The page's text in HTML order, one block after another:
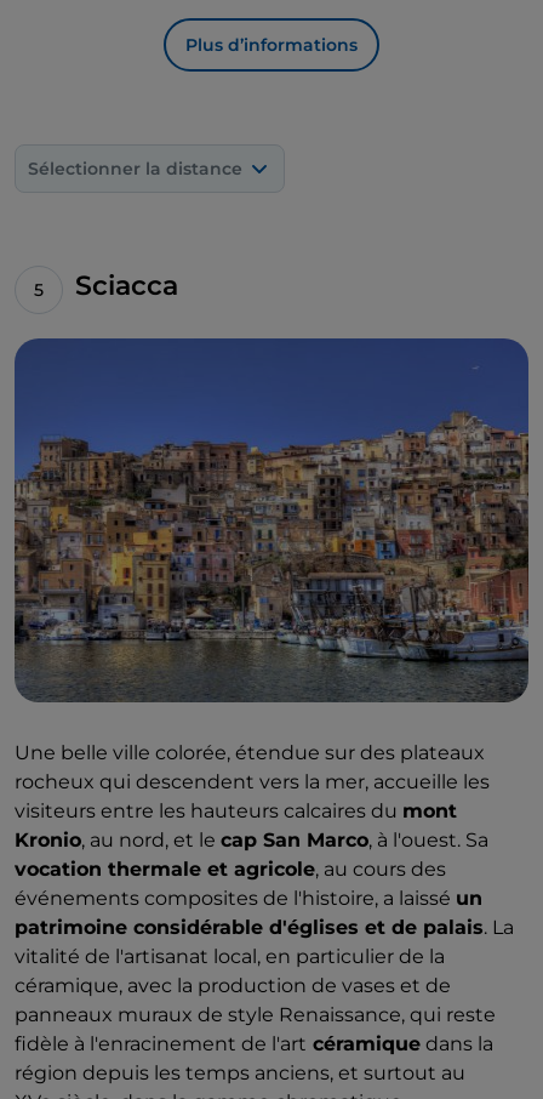
Plus d’informations
Sélectionner la distance
Sciacca
Une belle ville colorée, étendue sur des plateaux
rocheux qui descendent vers la mer, accueille les
visiteurs entre les hauteurs calcaires du mont
Kronio, au nord, et le cap San Marco, à l'ouest. Sa
vocation thermale et agricole, au cours des
événements composites de l'histoire, a laissé un
patrimoine considérable d'églises et de palais. La
vitalité de l'artisanat local, en particulier de la
céramique, avec la production de vases et de
panneaux muraux de style Renaissance, qui reste
fidèle à l'enracinement de l'art céramique dans la
région depuis les temps anciens, et surtout au